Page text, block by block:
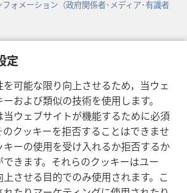
定
可能な限り向上させるため，当ウェ
および類似の技術を使用します。
当ウェブサイトが機能するために必須
クッキーを拒否することはできませ
ーの使用を受け入れるか拒否するか
きます。それらのクッキーはユー
させる目的でのみ使用されます。こ
ォメーション（政府関係者･メディア･有識者
ライン・ライブラリー
®